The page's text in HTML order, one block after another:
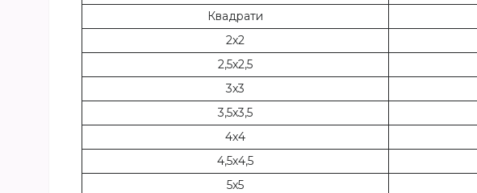
Квадрати
2x2
2,5x2,5
3x3
3,5x3,5
4x4
4,5х4,5
5x5